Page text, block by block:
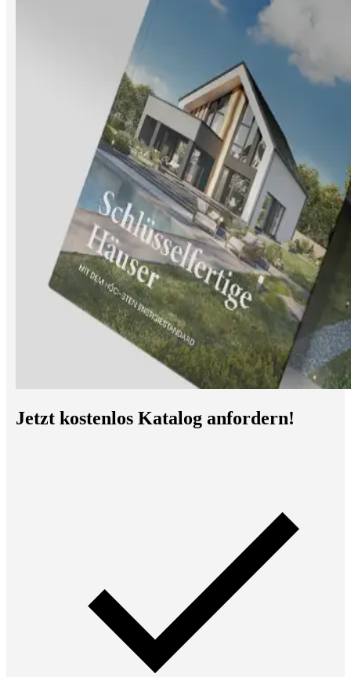
Jetzt kostenlos Katalog anfordern!